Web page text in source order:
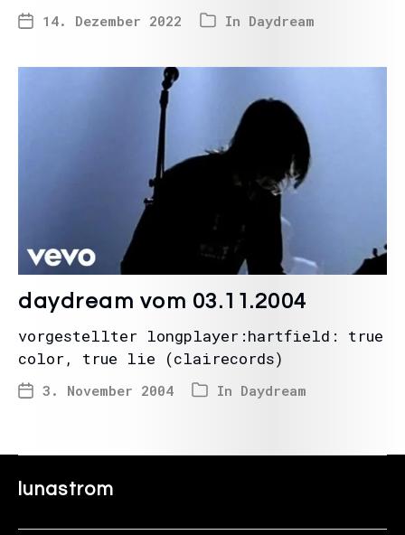
14. Dezember 2022 In Daydream
daydream vom 03.11.2004
vorgestellter longplayer:hartfield: true
color, true lie (clairecords)
3. November 2004 In Daydream
lunastrom